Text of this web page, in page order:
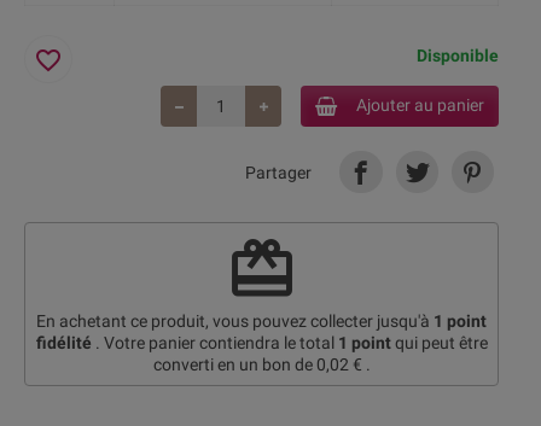
Disponible
Ajouter au panier
favorite_border
Partager
redeem
En achetant ce produit, vous pouvez collecter jusqu'à 1 point
fidélité . Votre panier contiendra le total 1 pointqui peut être
converti en un bon de 0,02 € .